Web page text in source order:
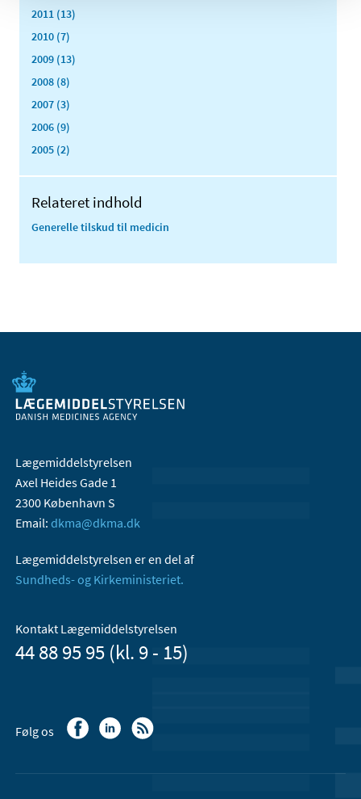
2011 (13)
2010 (7)
2009 (13)
2008 (8)
2007 (3)
2006 (9)
2005 (2)
Relateret indhold
Generelle tilskud til medicin
Lægemiddelstyrelsen
Axel Heides Gade 1
2300 København S
Email: dkma@dkma.dk
Lægemiddelstyrelsen er en del af
Sundheds- og Kirkeministeriet.
Kontakt Lægemiddelstyrelsen
44 88 95 95 (kl. 9 - 15)
Følg os